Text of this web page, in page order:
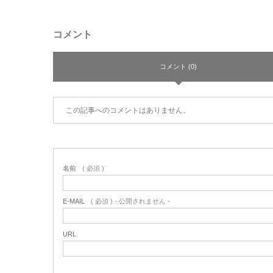
コメント
コメント (0)
この記事へのコメントはありません。
名前 ( 必須 )
E-MAIL ( 必須 ) - 公開されません -
URL